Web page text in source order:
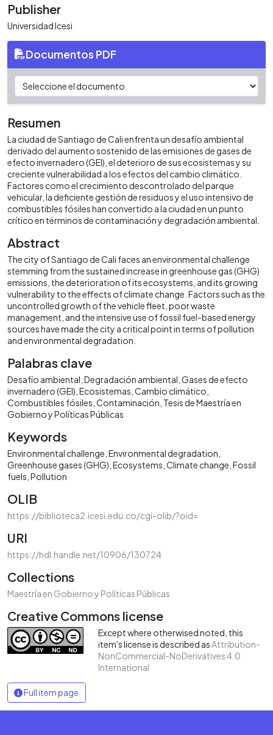
Publisher
Universidad Icesi
Documentos PDF
Resumen
La ciudad de Santiago de Cali enfrenta un desafío ambiental
derivado del aumento sostenido de las emisiones de gases de
efecto invernadero (GEI), el deterioro de sus ecosistemas y su
creciente vulnerabilidad a los efectos del cambio climático.
Factores como el crecimiento descontrolado del parque
vehicular, la deficiente gestión de residuos y el uso intensivo de
combustibles fósiles han convertido a la ciudad en un punto
crítico en términos de contaminación y degradación ambiental.
Abstract
The city of Santiago de Cali faces an environmental challenge
stemming from the sustained increase in greenhouse gas (GHG)
emissions, the deterioration of its ecosystems, and its growing
vulnerability to the effects of climate change. Factors such as the
uncontrolled growth of the vehicle fleet, poor waste
management, and the intensive use of fossil fuel-based energy
sources have made the city a critical point in terms of pollution
and environmental degradation.
Palabras clave
Desafío ambiental Degradación ambiental Gases de efecto
invernadero (GEI) Ecosistemas Cambio climático
Combustibles fósiles Contaminación Tesis de Maestría en
Gobierno y Políticas Públicas
Keywords
Environmental challenge Environmental degradation
Greenhouse gases (GHG) Ecosystems Climate change Fossil
fuels Pollution
OLIB
https://biblioteca2.icesi.edu.co/cgi-olib/?oid=
URI
https://hdl.handle.net/10906/130724
Collections
Maestría en Gobierno y Políticas Públicas
Creative Commons license
Except where otherwised noted, this
item's license is described asAttribution-
NonCommercial-NoDerivatives 4.0
International
Full item page